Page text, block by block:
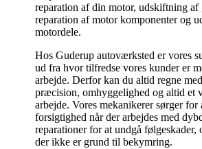
reparation af din motor, udskiftning af
reparation af motor komponenter og
motordele.
Hos Guderup autoværksted er vores
ud fra hvor tilfredse vores kunder er
arbejde. Derfor kan du altid regne
præcision, omhyggelighed og altid et
arbejde. Vores mekanikerer sørger for
forsigtighed når der arbejdes med
reparationer for at undgå følgeskader,
der ikke er grund til bekymring.